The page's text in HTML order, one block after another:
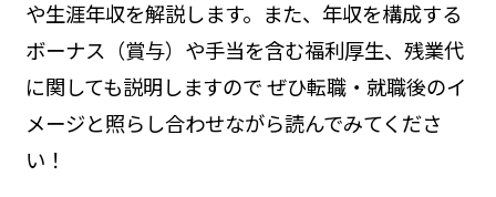
や生涯年収を解説します。また、年収を構成する
ボーナス（賞与）や手当を含む福利厚生、残業代
に関しても説明しますので ぜひ転職・就職後のイ
メージと照らし合わせながら読んでみてくださ
い！